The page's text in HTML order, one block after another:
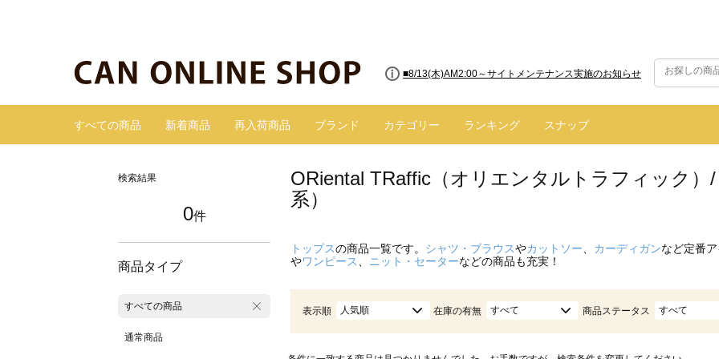
■8/13(木)AM2:00～サイトメンテナンス実施のお知らせ
すべての商品 新着商品 再入荷商品 ブランド カテゴリー ランキング スナップ
検索結果
0件
商品タイプ
すべての商品
通常商品
ORiental TRaffic（オリエンタルトラフィック
系）
トップスの商品一覧です。 シャツ・ブラウスやカットソー カーディガンなど定番
やワンピース ニット・セーターなどの商品も充実！
表示順 人気順 在庫の有無 すべて 商品ステータス すべて